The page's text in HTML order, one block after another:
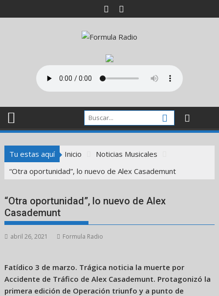
al
Tu estas aquí Inicio
Noticias Musicales
“Otra oportunidad”, lo nuevo de Alex Casademunt
“Otra oportunidad”, lo nuevo de Alex
Casademunt
abril 26, 2021 Formula Radio
Fatídico 3 de marzo. Trágica noticia la muerte por
Accidente de Tráfico de Alex Casademunt. Protagonizó la
primera edición de Operación triunfo y a punto de